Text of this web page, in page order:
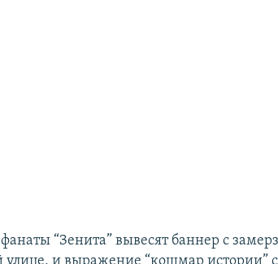
фанаты “Зенита” вывесят баннер с